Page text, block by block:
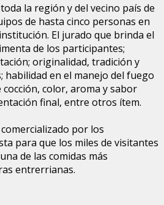
la región y del vecino país de
de hasta cinco personas en
El jurado que brinda el
de los participantes;
originalidad, tradición y
habilidad en el manejo del fuego
color, aroma y sabor
final, entre otros ítem.
por los
para que los miles de visitantes
de las comidas más
entrerrianas.